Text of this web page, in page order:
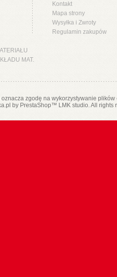
Kontakt
Mapa strony
Wysyłka i Zwroty
Regulamin zakupów
MAT.
zgodę na wykorzystywanie
by PrestaShop™ LMK studio. All rights